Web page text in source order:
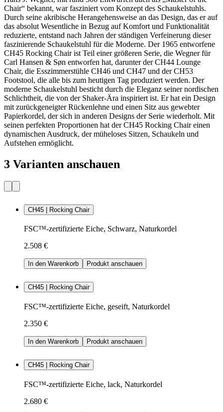
Chair“ bekannt, war fasziniert vom Konzept des Schaukelstuhls.
Durch seine akribische Herangehensweise an das Design, das er auf
das absolut Wesentliche in Bezug auf Komfort und Funktionalität
reduzierte, entstand nach Jahren der ständigen Verfeinerung dieser
faszinierende Schaukelstuhl für die Moderne. Der 1965 entworfene
CH45 Rocking Chair ist Teil einer größeren Serie, die Wegner für
Carl Hansen & Søn entworfen hat, darunter der CH44 Lounge
Chair, die Esszimmerstühle CH46 und CH47 und der CH53
Footstool, die alle bis zum heutigen Tag produziert werden. Der
moderne Schaukelstuhl besticht durch die Eleganz seiner nordischen
Schlichtheit, die von der Shaker-Ära inspiriert ist. Er hat ein Design
mit zurückgeneigter Rückenlehne und einen Sitz aus gewebter
Papierkordel, der sich in anderen Designs der Serie wiederholt. Mit
seinen perfekten Proportionen hat der CH45 Rocking Chair einen
dynamischen Ausdruck, der müheloses Sitzen, Schaukeln und
Aufstehen ermöglicht.
3 Varianten anschauen
CH45 | Rocking Chair
FSC™-zertifizierte Eiche, Schwarz, Naturkordel
2.508 €
In den Warenkorb Produkt anschauen
CH45 | Rocking Chair
FSC™-zertifizierte Eiche, geseift, Naturkordel
2.350 €
In den Warenkorb Produkt anschauen
CH45 | Rocking Chair
FSC™-zertifizierte Eiche, lack, Naturkordel
2.680 €